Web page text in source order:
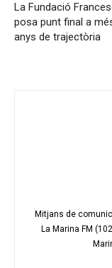
La Fundació
posa punt final a
anys de trajectòria
Mitjans de
La Marina FM